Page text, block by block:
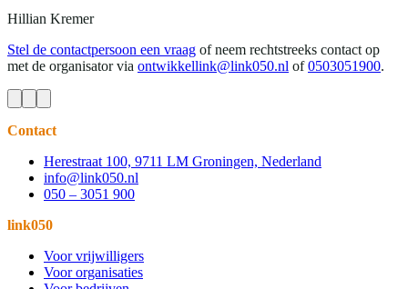
Hillian Kremer
Stel de contactpersoon een vraag of neem rechtstreeks contact op
met de organisator via ontwikkellink@link050.nl of 0503051900.
Contact
Herestraat 100, 9711 LM Groningen, Nederland
info@link050.nl
050 – 3051 900
link050
Voor vrijwilligers
Voor organisaties